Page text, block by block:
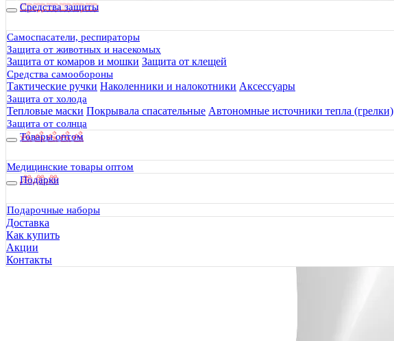
Средства защиты
Самоспасатели, респираторы
Защита от животных и насекомых
Защита от комаров и мошки Защита от клещей
Средства самообороны
Тактические ручки Наколенники и налокотники Аксессуары
Защита от холода
Тепловые маски Покрывала спасательные Автономные источники тепла (грелки)
Защита от солнца
Товары оптом
Медицинские товары оптом
Подарки
Подарочные наборы
Доставка
Как купить
Акции
Контакты